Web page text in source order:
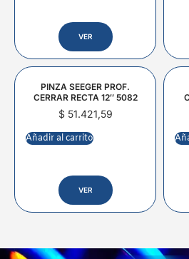
VER
PINZA SEEGER PROF.
CERRAR RECTA 12″ 5082
$51.421,59
Añadir al carrito
VER